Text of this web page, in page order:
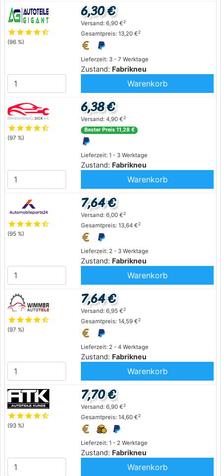
starstarstarstarstar_half
(96 %)
Lieferzeit: 3 - 7 Werktage
Zustand: Fabrikneu
6,30 €
Versand: 6,90 €2
Gesamtpreis: 13,20 €2
Warenkorb
starstarstarstarstar_half
(97 %)
Lieferzeit: 1 - 3 Werktage
Zustand: Fabrikneu
6,38 €
Versand: 4,90 €2
Bester Preis 11,28 €
Warenkorb
starstarstarstarstar_half
(95 %)
Lieferzeit: 2 - 3 Werktage
Zustand: Fabrikneu
7,64 €
Versand: 6,00 €2
Gesamtpreis: 13,64 €2
Warenkorb
starstarstarstarstar_half
(97 %)
Lieferzeit: 2 - 4 Werktage
Zustand: Fabrikneu
7,64 €
Versand: 6,95 €2
Gesamtpreis: 14,59 €2
Warenkorb
starstarstarstarstar_half
(93 %)
Lieferzeit: 1 - 2 Werktage
Zustand: Fabrikneu
7,70 €
Versand: 6,90 €2
Gesamtpreis: 14,60 €2
Warenkorb